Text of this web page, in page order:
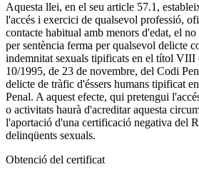
Aquesta llei, en el seu article 57.1,
l'accés i exercici de qualsevol professió,
contacte habitual amb menors d'edat, el
per sentència ferma per qualsevol delicte
indemnitat sexuals tipificats en el títol VIII
10/1995, de 23 de novembre, del Codi
delicte de tràfic d'éssers humans tipificat
Penal. A aquest efecte, qui pretengui
o activitats haurà d'acreditar aquesta
l'aportació d'una certificació negativa del
delinqüents sexuals.
Obtenció del certificat